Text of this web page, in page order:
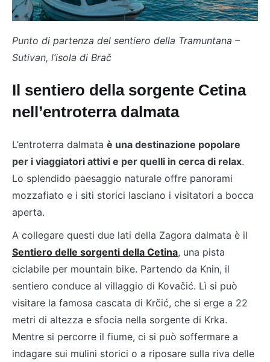
Punto di partenza del sentiero della Tramuntana –
Sutivan, l’isola di Brač
Il sentiero della sorgente Cetina
nell’entroterra dalmata
L’entroterra dalmata è una destinazione popolare
per i viaggiatori attivi e per quelli in cerca di relax.
Lo splendido paesaggio naturale offre panorami
mozzafiato e i siti storici lasciano i visitatori a bocca
aperta.
A collegare questi due lati della Zagora dalmata è il
Sentiero delle sorgenti della Cetina, una pista
ciclabile per mountain bike. Partendo da Knin, il
sentiero conduce al villaggio di Kovačić. Lì si può
visitare la famosa cascata di Krčić, che si erge a 22
metri di altezza e sfocia nella sorgente di Krka.
Mentre si percorre il fiume, ci si può soffermare a
indagare sui mulini storici o a riposare sulla riva delle